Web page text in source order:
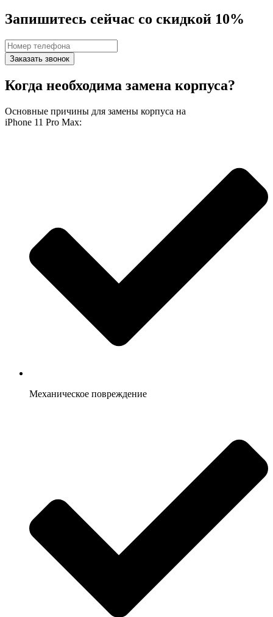
Запишитесь сейчас со скидкой 10%
Заказать звонок
Когда необходима замена корпуса?
Основные причины для замены корпуса на
iPhone 11 Pro Max:
Механическое повреждение